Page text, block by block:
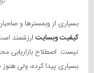
بسیاری از وبمسترها و
کیفیت وبسایت ارزشمند
نیست. اصطلاح بازاریابی
بسیاری پیدا کرده، ولی